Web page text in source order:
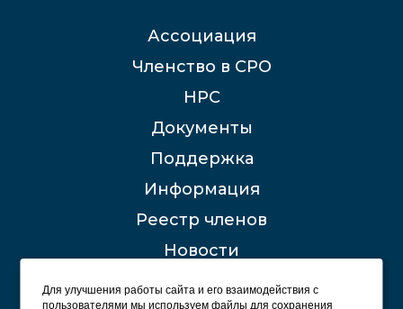
Ассоциация
Членство в СРО
НРС
Документы
Поддержка
Информация
Реестр членов
Новости
Контакты
Для улучшения работы сайта и его взаимодействия с
пользователями мы используем файлы для сохранения